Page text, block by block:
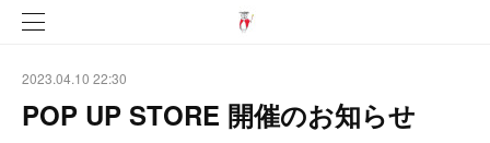
2023.04.10 22:30
POP UP STORE 開催のお知らせ